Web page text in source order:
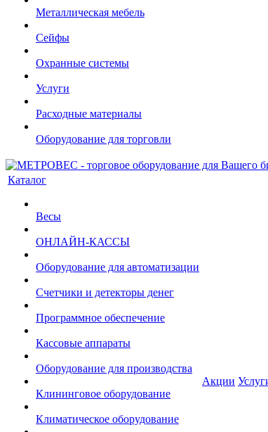
Металлическая мебель
Сейфы
Охранные системы
Услуги
Расходные материалы
Оборудование для торговли
Каталог
Весы
ОНЛАЙН-КАССЫ
Оборудование для автоматизации
Счетчики и детекторы денег
Программное обеспечение
Кассовые аппараты
Оборудование для производства
Клининговое оборудование
Климатическое оборудование
Акции